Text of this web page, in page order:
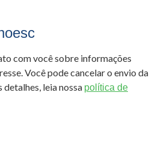
com você sobre informações
Você pode cancelar o envio da
leia nossa política de